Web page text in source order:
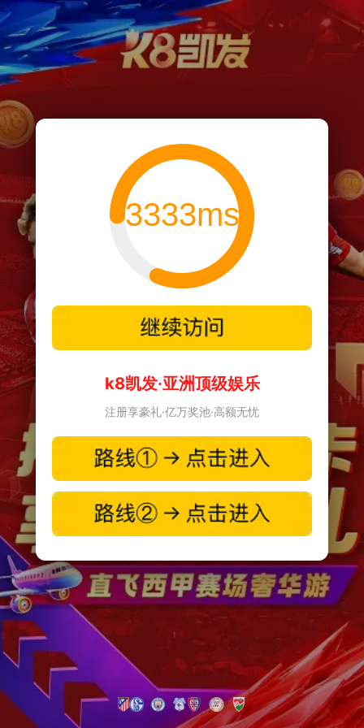
3333ms
k8凯发·亚洲顶级娱乐
注册享豪礼·亿万奖池·高额无忧